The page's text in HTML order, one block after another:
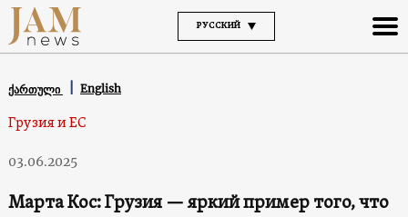
РУССКИЙ
ქართული English
Грузия и ЕС
03.06.2025
Марта Кос: Грузия — яркий пример того, что